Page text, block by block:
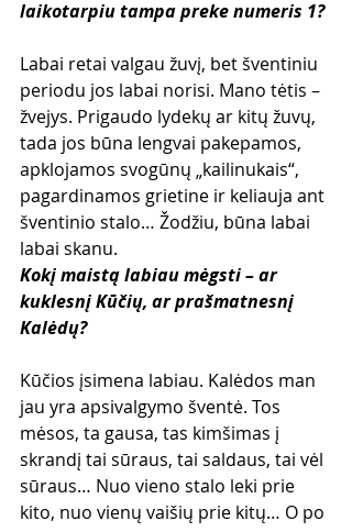
laikotarpiu tampa preke numeris 1?
Labai retai valgau žuvį, bet šventiniu
periodu jos labai norisi. Mano tėtis –
žvejys. Prigaudo lydekų ar kitų žuvų,
tada jos būna lengvai pakepamos,
apklojamos svogūnų „kailinukais“,
pagardinamos grietine ir keliauja ant
šventinio stalo… Žodžiu, būna labai
labai skanu.
Kokį maistą labiau mėgsti – ar
kuklesnį Kūčių, ar prašmatnesnį
Kalėdų?
Kūčios įsimena labiau. Kalėdos man
jau yra apsivalgymo šventė. Tos
mėsos, ta gausa, tas kimšimas į
skrandį tai sūraus, tai saldaus, tai vėl
sūraus… Nuo vieno stalo leki prie
kito, nuo vienų vaišių prie kitų… O po